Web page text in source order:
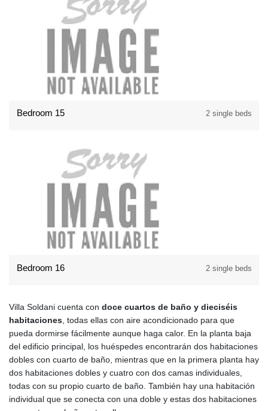
Bedroom 15 2 single beds
Bedroom 16 2 single beds
Villa Soldani cuenta con doce cuartos de baño y dieciséis
habitaciones , todas ellas con aire acondicionado para que
pueda dormirse fácilmente aunque haga calor. En la planta baja
del edificio principal, los huéspedes encontrarán dos habitaciones
dobles con cuarto de baño, mientras que en la primera planta hay
dos habitaciones dobles y cuatro con dos camas individuales,
todas con su propio cuarto de baño. También hay una habitación
individual que se conecta con una doble y estas dos habitaciones